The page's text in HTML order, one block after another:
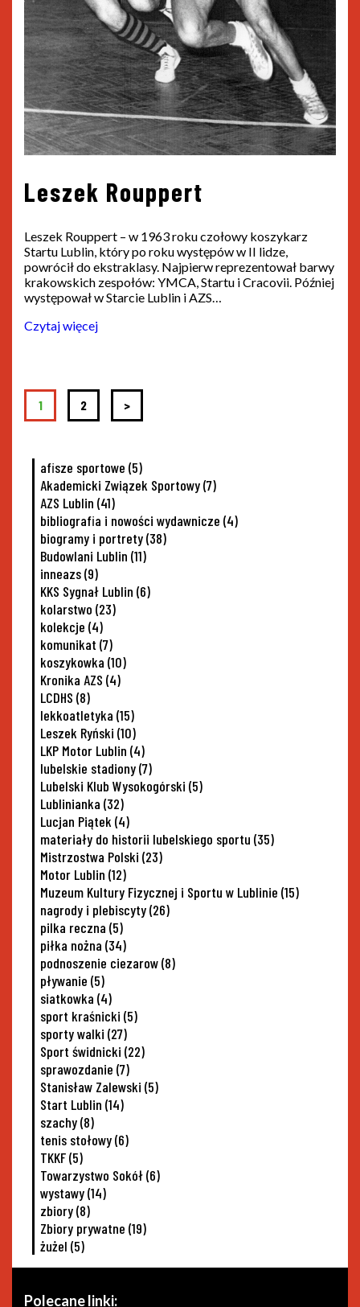
Leszek Rouppert
Leszek Rouppert – w 1963 roku czołowy koszykarz
Startu Lublin, który po roku występów w II lidze,
powrócił do ekstraklasy. Najpierw reprezentował barwy
krakowskich zespołów: YMCA, Startu i Cracovii. Później
występował w Starcie Lublin i AZS…
Czytaj więcej
Stronicowanie
wpisów
Page
1 Page
2 >
afisze sportowe (5)
Akademicki Związek Sportowy(7)
AZS Lublin (41)
bibliografia i nowości wydawnicze (4)
biogramy i portrety(38)
Budowlani Lublin (11)
inneazs(9)
KKS Sygnał Lublin (6)
kolarstwo (23)
kolekcje (4)
komunikat (7)
koszykowka (10)
Kronika AZS (4)
LCDHS (8)
lekkoatletyka (15)
Leszek Ryński (10)
LKP Motor Lublin (4)
lubelskie stadiony(7)
Lubelski Klub Wysokogórski (5)
Lublinianka (32)
Lucjan Piątek (4)
materiały do historii lubelskiego sportu (35)
Mistrzostwa Polski (23)
Motor Lublin (12)
Muzeum Kultury Fizycznej i Sportu w Lublinie (15)
nagrody i plebiscyty(26)
pilka reczna (5)
piłka nożna (34)
podnoszenie ciezarow(8)
pływanie (5)
siatkowka (4)
sport kraśnicki (5)
sporty walki (27)
Sport świdnicki (22)
sprawozdanie (7)
Stanisław Zalewski (5)
Start Lublin (14)
szachy(8)
tenis stołowy(6)
TKKF(5)
Towarzystwo Sokół(6)
wystawy(14)
zbiory(8)
Zbiory prywatne (19)
żużel (5)
Polecane linki: